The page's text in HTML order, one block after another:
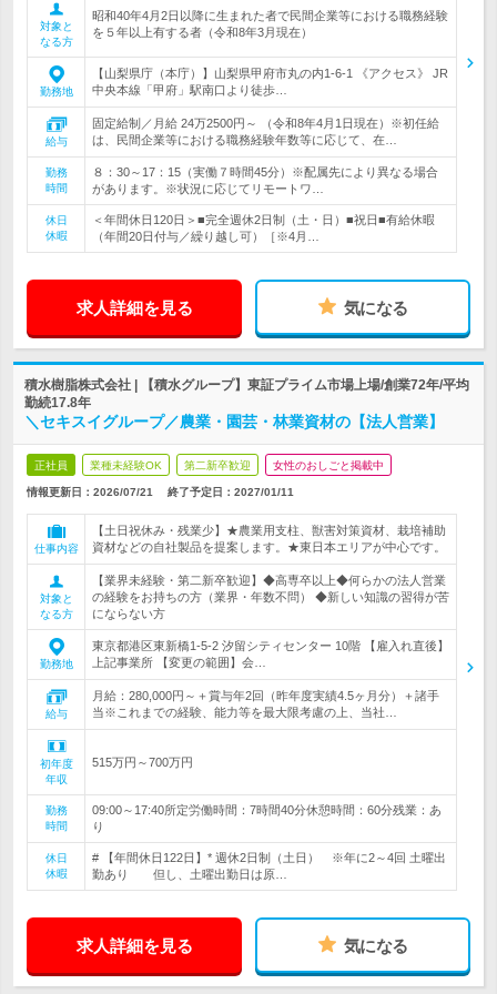
対象と
なる方
昭和40年4月2日以降に生まれた者で民間企業等における職務経験
を５年以上有する者（令和8年3月現在）
勤務地
【山梨県庁（本庁）】山梨県甲府市丸の内1-6-1 《アクセス》 JR
中央本線「甲府」駅南口より徒歩…
給与
固定給制／月給 24万2500円～ （令和8年4月1日現在）※初任給
は、民間企業等における職務経験年数等に応じて、在…
勤務
時間
８：30～17：15（実働７時間45分）※配属先により異なる場合
があります。※状況に応じてリモートワ…
休日
休暇
＜年間休日120日＞■完全週休2日制（土・日）■祝日■有給休暇
（年間20日付与／繰り越し可）［※4月…
求人詳細を見る 気になる
積水樹脂株式会社 | 【積水グループ】東証プライム市場上場/創業72年/平均
勤続17.8年
＼セキスイグループ／農業・園芸・林業資材の【法人営業】
正社員 業種未経験OK 第二新卒歓迎 女性のおしごと掲載中
情報更新日：2026/07/21 終了予定日： 2027/01/11
仕事内容
【土日祝休み・残業少】★農業用支柱、獣害対策資材、栽培補助
資材などの自社製品を提案します。★東日本エリアが中心です。
対象と
なる方
【業界未経験・第二新卒歓迎】◆高専卒以上◆何らかの法人営業
の経験をお持ちの方（業界・年数不問） ◆新しい知識の習得が苦
にならない方
勤務地
東京都港区東新橋1-5-2 汐留シティセンター 10階 【雇入れ直後】
上記事業所 【変更の範囲】会…
給与
月給：280,000円～＋賞与年2回（昨年度実績4.5ヶ月分）＋諸手
当※これまでの経験、能力等を最大限考慮の上、当社…
初年度
年収
515万円～700万円
勤務
時間
09:00～17:40所定労働時間：7時間40分休憩時間：60分残業：あ
り
休日
休暇
# 【年間休日122日】* 週休2日制（土日） ※年に2～4回 土曜出
勤あり 但し、土曜出勤日は原…
求人詳細を見る 気になる